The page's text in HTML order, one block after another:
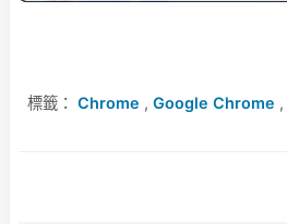
標籤： Chrome , Google Chrome ,